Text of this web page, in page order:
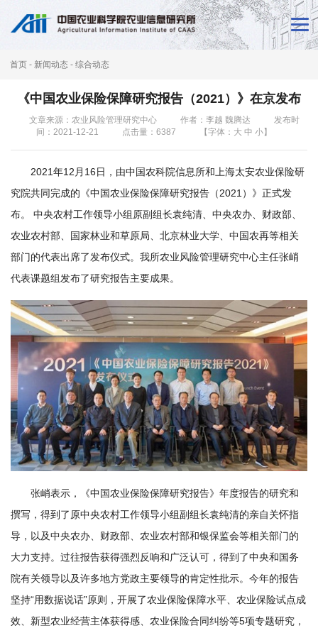
本
所
况
科
学
研
成
果
人
才
伍
首页 - 新闻动态 - 综合动态
《中国农业保险保障研究报告（2021）》在京发布
文章来源：农业风险管理研究中心 作者：李越 魏腾达
发布时
间：2021-12-21
点击量： 6387 【字体： 大 中 小】
2021年12月16日，由中国农科院信息所和上海太安农业保险研
究院共同完成的《中国农业保险保障研究报告（2021）》正式发
布。 中央农村工作领导小组原副组长袁纯清、中央农办、财政部、
农业农村部、国家林业和草原局、北京林业大学、中国农再等相关
部门的代表出席了发布仪式。我所农业风险管理研究中心主任张峭
代表课题组发布了研究报告主要成果。
张峭表示，《中国农业保险保障研究报告》年度报告的研究和
撰写，得到了原中央农村工作领导小组副组长袁纯清的亲自关怀指
导，以及中央农办、财政部、农业农村部和银保监会等相关部门的
大力支持。过往报告获得强烈反响和广泛认可，得到了中央和国务
院有关领导以及许多地方党政主要领导的肯定性批示。今年的报告
坚持“用数据说话”原则，开展了农业保险保障水平、农业保险试点成
效、新型农业经营主体获得感、农业保险合同纠纷等5项专题研究，